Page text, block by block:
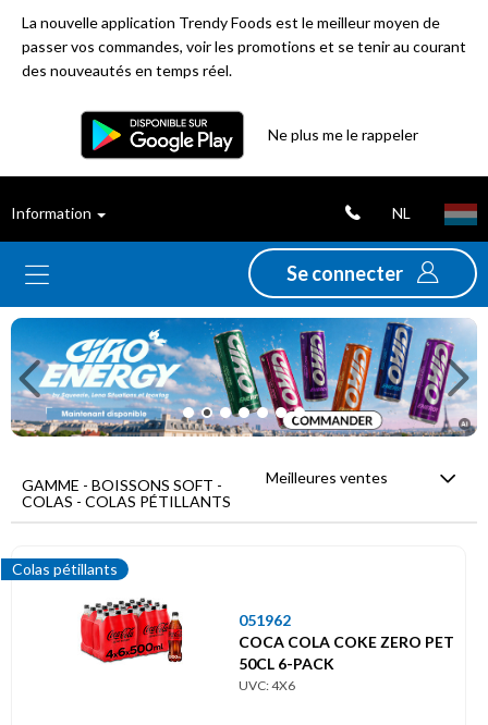
La nouvelle application Trendy Foods est le meilleur moyen de
passer vos commandes, voir les promotions et se tenir au courant
des nouveautés en temps réel.
Ne plus me le rappeler
Information NL
Se connecter
ventes
Nouveautés
Promotions
Déstockage
Menu
principal
Boissons
soft
Previous
GAMME - BOISSONS SOFT -
COLAS - COLAS PÉTILLANTS
Meilleures ventes
Colas pétillants
051962
COCA COLA COKE ZERO PET
50CL 6-PACK
UVC: 4X6